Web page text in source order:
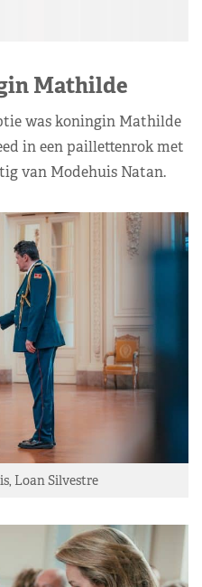
Mathilde
was koningin Mathilde
in een paillettenrok met
van Modehuis Natan.
Loan Silvestre